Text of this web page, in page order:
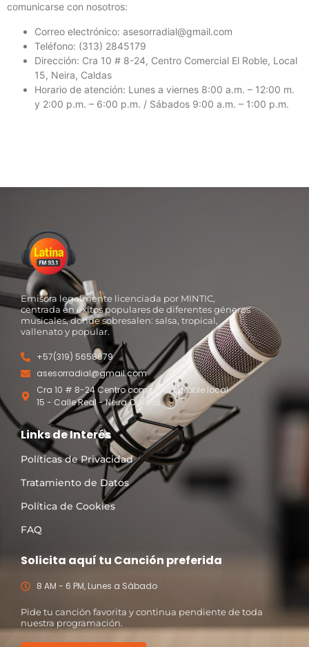
comunicarse con nosotros:
Correo electrónico: asesorradial@gmail.com
Teléfono: (313) 2845179
Dirección: Cra 10 # 8-24, Centro Comercial El Roble, Local
15, Neira, Caldas
Horario de atención: Lunes a viernes 8:00 a.m. – 12:00 m.
y 2:00 p.m. – 6:00 p.m. / Sábados 9:00 a.m. – 1:00 p.m.
Emisora legalmente licenciada por MINTIC,
centrada en éxitos populares de diferentes géneros
musicales, donde sobresalen: salsa, tropical,
vallenato y popular.
+57(319) 5658679
asesorradial@gmail.com
Cra 10 # 8-24 Centro comercial El Roble local
15 - Calle Real - Neira Caldas
Links de Interés
Políticas de Privacidad
Tratamiento de Datos
Política de Cookies
FAQ
Solicita aquí tu Canción preferida
8 AM - 6 PM, Lunes a Sábado
Pide tu canción favorita y continua pendiente de toda
nuestra programación.